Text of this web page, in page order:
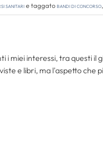
Sanitarie taggatobandi di concorso,
i miei interessi, tra questi il
e libri, ma l'aspetto che